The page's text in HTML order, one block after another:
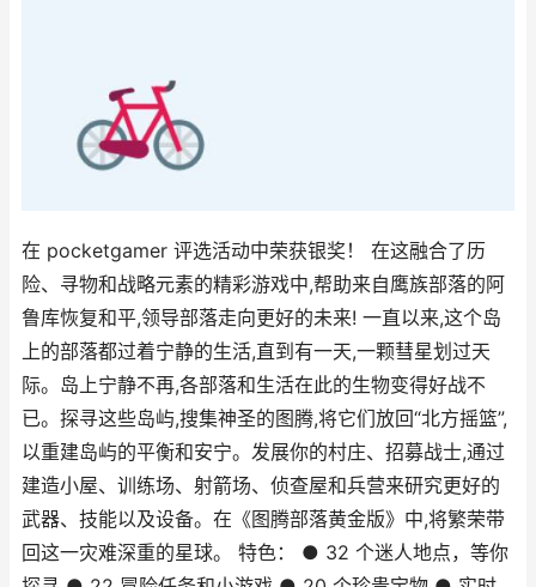
在 pocketgamer 评选活动中荣获银奖！ 在这融合了历
险、寻物和战略元素的精彩游戏中,帮助来自鹰族部落的阿
鲁库恢复和平,领导部落走向更好的未来! 一直以来,这个岛
上的部落都过着宁静的生活,直到有一天,一颗彗星划过天
际。岛上宁静不再,各部落和生活在此的生物变得好战不
已。探寻这些岛屿,搜集神圣的图腾,将它们放回“北方摇篮”,
以重建岛屿的平衡和安宁。发展你的村庄、招募战士,通过
建造小屋、训练场、射箭场、侦查屋和兵营来研究更好的
武器、技能以及设备。在《图腾部落黄金版》中,将繁荣带
回这一灾难深重的星球。 特色： ● 32 个迷人地点，等你